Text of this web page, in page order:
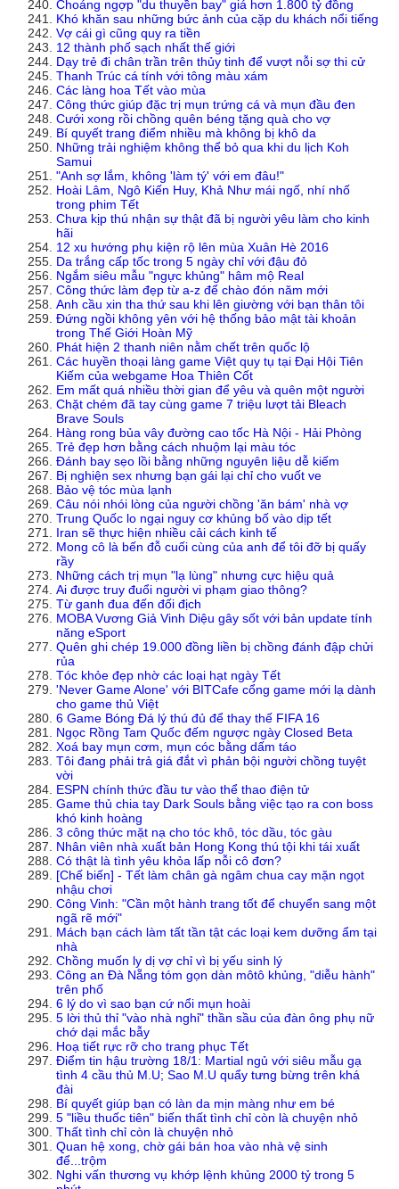
Choáng ngợp "du thuyền bay" giá hơn 1.800 tỷ đồng
Khó khăn sau những bức ảnh của cặp du khách nổi tiếng
Vợ cái gì cũng quy ra tiền
12 thành phố sạch nhất thế giới
Dạy trẻ đi chân trần trên thủy tinh để vượt nỗi sợ thi cử
Thanh Trúc cá tính với tông màu xám
Các làng hoa Tết vào mùa
Công thức giúp đặc trị mụn trứng cá và mụn đầu đen
Cưới xong rồi chồng quên béng tặng quà cho vợ
Bí quyết trang điểm nhiều mà không bị khô da
Những trải nghiệm không thể bỏ qua khi du lịch Koh
Samui
"Anh sợ lắm, không 'làm tý' với em đâu!"
Hoài Lâm, Ngô Kiến Huy, Khả Như mái ngố, nhí nhố
trong phim Tết
Chưa kịp thú nhận sự thật đã bị người yêu làm cho kinh
hãi
12 xu hướng phụ kiện rộ lên mùa Xuân Hè 2016
Da trắng cấp tốc trong 5 ngày chỉ với đậu đỏ
Ngắm siêu mẫu "ngực khủng" hâm mộ Real
Công thức làm đẹp từ a-z để chào đón năm mới
Anh cầu xin tha thứ sau khi lên giường với bạn thân tôi
Đứng ngồi không yên với hệ thống bảo mật tài khoản
trong Thế Giới Hoàn Mỹ
Phát hiện 2 thanh niên nằm chết trên quốc lộ
Các huyền thoại làng game Việt quy tụ tại Đại Hội Tiên
Kiếm của webgame Hoa Thiên Cốt
Em mất quá nhiều thời gian để yêu và quên một người
Chặt chém đã tay cùng game 7 triệu lượt tải Bleach
Brave Souls
Hàng rong bủa vây đường cao tốc Hà Nội - Hải Phòng
Trẻ đẹp hơn bằng cách nhuộm lại màu tóc
Đánh bay sẹo lồi bằng những nguyên liệu dễ kiếm
Bị nghiện sex nhưng bạn gái lại chỉ cho vuốt ve
Bảo vệ tóc mùa lạnh
Câu nói nhói lòng của người chồng 'ăn bám' nhà vợ
Trung Quốc lo ngại nguy cơ khủng bố vào dịp tết
Iran sẽ thực hiện nhiều cải cách kinh tế
Mong cô là bến đỗ cuối cùng của anh để tôi đỡ bị quấy
rầy
Những cách trị mụn "lạ lùng" nhưng cực hiệu quả
Ai được truy đuổi người vi phạm giao thông?
Từ ganh đua đến đối địch
MOBA Vương Giả Vinh Diệu gây sốt với bản update tính
năng eSport
Quên ghi chép 19.000 đồng liền bị chồng đánh đập chửi
rủa
Tóc khỏe đẹp nhờ các loại hạt ngày Tết
'Never Game Alone' với BITCafe cổng game mới lạ dành
cho game thủ Việt
6 Game Bóng Đá lý thú đủ để thay thế FIFA 16
Ngọc Rồng Tam Quốc đếm ngược ngày Closed Beta
Xoá bay mụn cơm, mụn cóc bằng dấm táo
Tôi đang phải trả giá đắt vì phản bội người chồng tuyệt
vời
ESPN chính thức đầu tư vào thể thao điện tử
Game thủ chia tay Dark Souls bằng việc tạo ra con boss
khó kinh hoàng
3 công thức mặt nạ cho tóc khô, tóc dầu, tóc gàu
Nhân viên nhà xuất bản Hong Kong thú tội khi tái xuất
Có thật là tình yêu khỏa lấp nỗi cô đơn?
[Chế biến] - Tết làm chân gà ngâm chua cay mặn ngọt
nhậu chơi
Công Vinh: "Cần một hành trang tốt để chuyển sang một
ngã rẽ mới"
Mách bạn cách làm tất tần tật các loại kem dưỡng ẩm tại
nhà
Chồng muốn ly dị vợ chỉ vì bị yếu sinh lý
Công an Đà Nẵng tóm gọn dàn môtô khủng, "diễu hành"
trên phố
6 lý do vì sao bạn cứ nổi mụn hoài
5 lời thủ thỉ "vào nhà nghỉ" thần sầu của đàn ông phụ nữ
chớ dại mắc bẫy
Hoạ tiết rực rỡ cho trang phục Tết
Điểm tin hậu trường 18/1: Martial ngủ với siêu mẫu gạ
tình 4 cầu thủ M.U; Sao M.U quẩy tưng bừng trên khá
đài
Bí quyết giúp bạn có làn da mịn màng như em bé
5 "liều thuốc tiên" biến thất tình chỉ còn là chuyện nhỏ
Thất tình chỉ còn là chuyện nhỏ
Quan hệ xong, chờ gái bán hoa vào nhà vệ sinh
để...trộm
Nghi vấn thương vụ khớp lệnh khủng 2000 tỷ trong 5